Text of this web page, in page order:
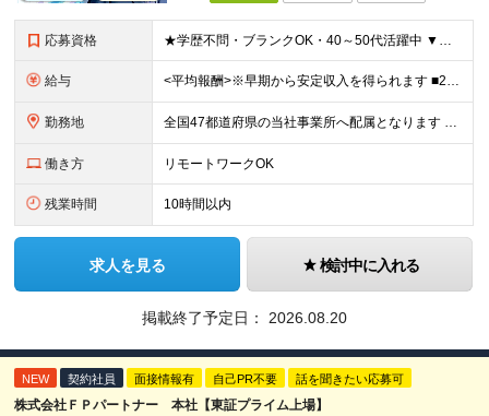
応募資格 ★学歴不問・ブランクOK・40～50代活躍中 ▼以下いずれかのご経験をお持ちの方 ■金融業界（保険会社や銀行、証券会社、信用金庫など）での就業経験 ■何かしらの営業経験をお持ちの方 ※ブランクのある方
給与 <平均報酬>※早期から安定収入を得られます ■2年目～：888万円 ■3年目～：960万円 ■4年目～：1028万円 ★成果連動型報酬（営業成績に応じて支給/45時間分固定残業代含む/超過分は別途支
勤務地 全国47都道府県の当社事業所へ配属となります ※居住地や希望の勤務先を考慮します ※リモートワークOK／転勤なし ＜本社＞ 東京都台東区浅草橋1-1-8 FP浅草橋ビル (変更の範囲)上記を除く当
働き方 リモートワークOK
残業時間 10時間以内
求人を見る 検討中に入れる
掲載終了予定日： 2026.08.20
NEW 契約社員 面接情報有 自己PR不要 話を聞きたい応募可
株式会社ＦＰパートナー 本社【東証プライム上場】